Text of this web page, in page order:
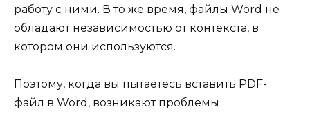
работу с ними. В то же время, файлы Word не
обладают независимостью от контекста, в
котором они используются.
Поэтому, когда вы пытаетесь вставить PDF-
файл в Word, возникают проблемы